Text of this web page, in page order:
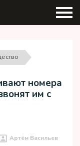
номера
им с
Артём Васильев